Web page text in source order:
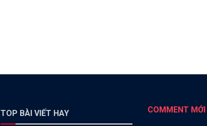
TOP BÀI VIẾT HAY COMMENT